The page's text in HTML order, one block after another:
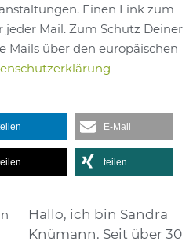
Einen Link zum
Mail. Zum Schutz Deiner
Mails über den europäischen
E-Mail
teilen
Hallo, ich bin Sandra
Knümann. Seit über 30